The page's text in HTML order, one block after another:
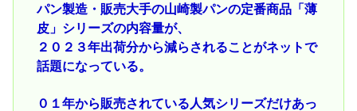
パン製造・販売大手の山崎製パンの定番商品「薄
皮」シリーズの内容量が、
２０２３年出荷分から減らされることがネットで
話題になっている。
０１年から販売されている人気シリーズだけあっ